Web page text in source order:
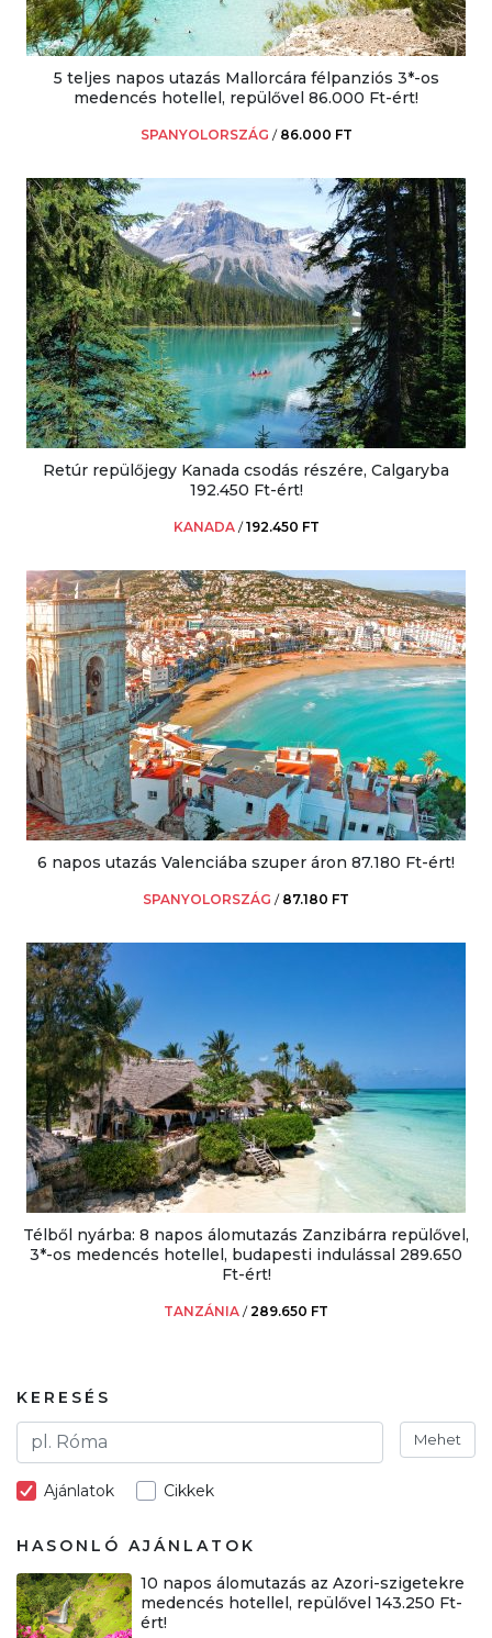
5 teljes napos utazás Mallorcára félpanziós 3*-os
medencés hotellel, repülővel 86.000 Ft-ért!
SPANYOLORSZÁG / 86.000 FT
Retúr repülőjegy Kanada csodás részére, Calgaryba
192.450 Ft-ért!
KANADA /192.450 FT
6 napos utazás Valenciába szuper áron 87.180 Ft-ért!
SPANYOLORSZÁG / 87.180 FT
Télből nyárba: 8 napos álomutazás Zanzibárra repülővel,
3*-os medencés hotellel, budapesti indulással 289.650
Ft-ért!
TANZÁNIA /289.650 FT
KERESÉS
Mehet
Ajánlatok Cikkek
HASONLÓ AJÁNLATOK
10 napos álomutazás az Azori-szigetekre
medencés hotellel, repülővel 143.250 Ft-
ért!